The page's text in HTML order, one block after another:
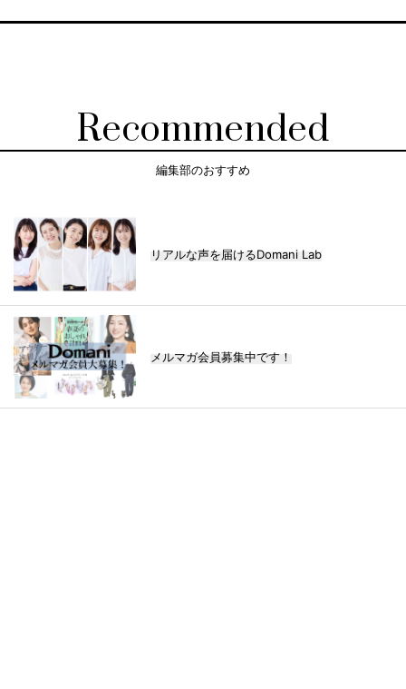
Recommended
編集部のおすすめ
リアルな声を届けるDomani Lab
メルマガ会員募集中です！